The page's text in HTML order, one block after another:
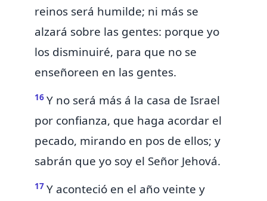
reinos será humilde; ni más se
alzará sobre las gentes: porque yo
los disminuiré, para que no se
enseñoreen en las gentes.
16 Y no será más á la casa de Israel
por confianza, que haga acordar el
pecado, mirando en pos de ellos; y
sabrán que yo soy el Señor Jehová.
17 Y aconteció en el año veinte y